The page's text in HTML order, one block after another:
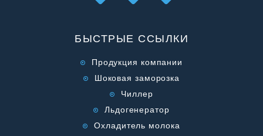
БЫСТРЫЕ ССЫЛКИ
Продукция компании
Шоковая заморозка
Чиллер
Льдогенератор
Охладитель молока